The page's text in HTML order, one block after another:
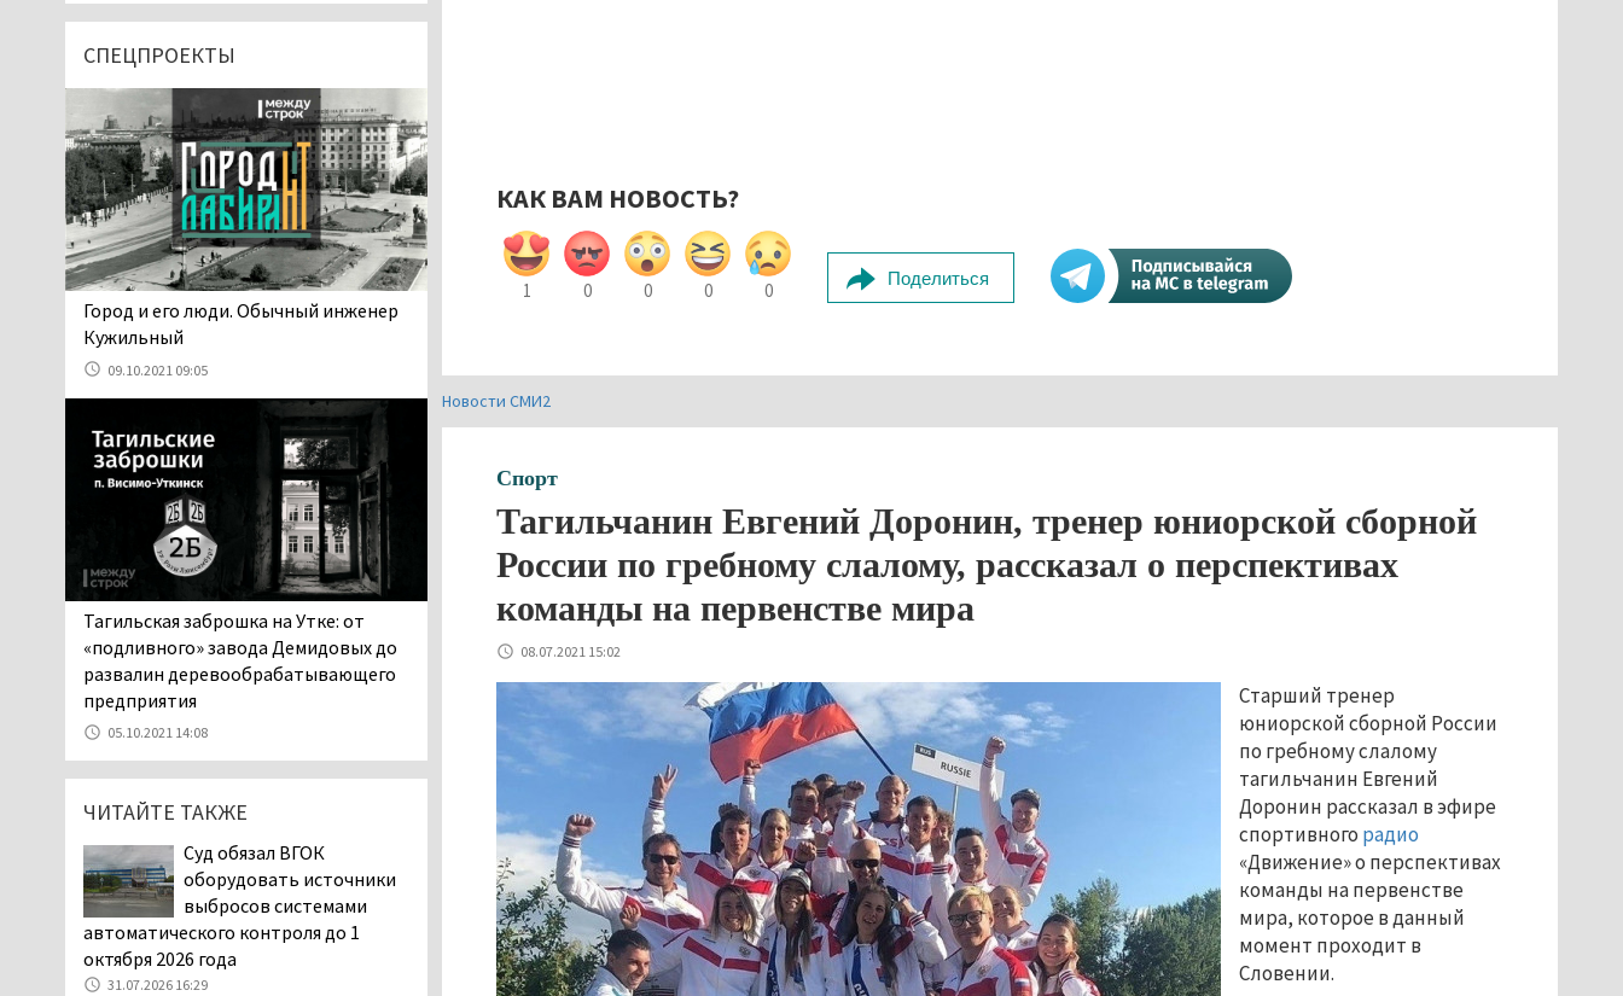
КАК ВАМ НОВОСТЬ?
1 0 0 0 0
Поделиться
Новости СМИ2
Спорт
Тагильчанин Евгений Доронин, тренер юниорской сборной
России по гребному слалому, рассказал о перспективах
команды на первенстве мира
08.07.2021 15:02
Старший тренер
юниорской сборной России
по гребному слалому
тагильчанин Евгений
Доронин рассказал в эфире
спортивного радио
«Движение» о перспективах
команды на первенстве
мира, которое в данный
момент проходит в
Словении.
В Детской городской
больнице № 3 Нижнего
обвинения родителей, которые
заявили, что их дочь в палате
покусала бельевая вошь
06.08.2026 13:02
В Нижнем Тагиле на три
дня запретят
электросамокаты
вошь». Родители 10-
пожаловались на кровососущих
паразитов, которые искусали их
ребёнка в детской больнице
Нижнего Тагила
05.08.2026 17:59
Директора уральского
предприятия по
производству дронов
«Упырь» подорвали в автомобиле
под Екатеринбургом
05.08.2026 17:05
Эксперты назвали
рыбы в Свердловской
области
Осуждённый за убийство
тагильского хоккеиста
Александра Чумарина
Самат Хазипов в очередной раз
попал на скамью подсудимых
СПЕЦПРОЕКТЫ
​​​​​​​Город и его люди. Обычный инженер
Кужильный
09.10.2021 09:05
Тагильская заброшка на Утке: от
«подливного» завода Демидовых до
развалин деревообрабатывающего
предприятия
05.10.2021 14:08
ЧИТАЙТЕ ТАКЖЕ
Суд обязал ВГОК
оборудовать источники
выбросов системами
автоматического контроля до 1
октября 2026 года
31.07.2026 16:29